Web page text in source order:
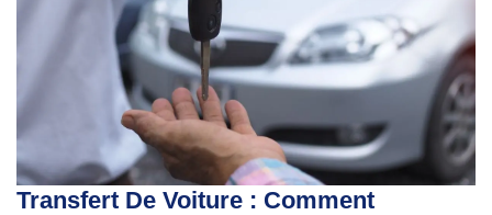
Transfert De Voiture : Comment